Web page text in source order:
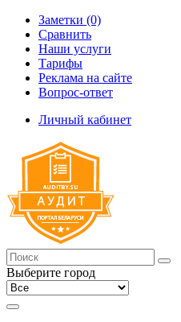
Заметки (0)
Сравнить
Наши услуги
Тарифы
Реклама на сайте
Вопрос-ответ
Личный кабинет
Выберите город